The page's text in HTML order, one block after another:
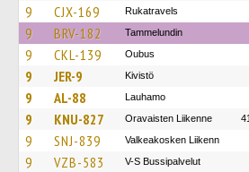
9 CJX-169 Rukatravels
9 BRV-182 Tammelundin
9 CKL-139 Oubus
9 JER-9 Kivistö
9 AL-88 Lauhamo
9 KNU-827 Oravaisten Liikenne
9 SNJ-839 Valkeakosken Liikenn
9 VZB-583 V-S Bussipalvelut